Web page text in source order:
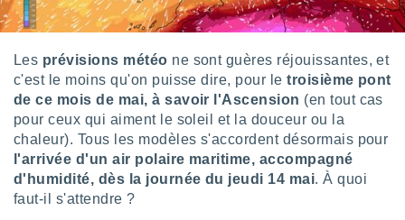
nous
de
à vous
des
de très
sur
Les prévisions météo ne sont guères réjouissantes, et
c'est le moins qu'on puisse dire, pour letroisième pont
de ce mois de mai, à savoir l'Ascension (en tout cas
pour ceux qui aiment le soleil et la douceur ou la
chaleur). Tous les modèles s'accordent désormais pour
l'arrivée d'un air polaire maritime, accompagné
d'humidité, dès la journée du jeudi 14 mai. À quoi
faut-il s'attendre ?